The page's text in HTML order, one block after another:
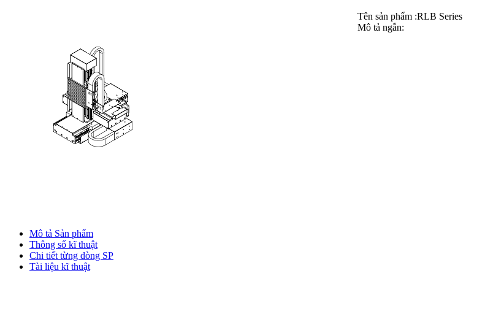
Tên sản phẩm :RLB Series
Mô tả ngắn:
Mô tả Sản phẩm
Thông số kĩ thuật
Chi tiết từng dòng SP
Tài liệu kĩ thuật